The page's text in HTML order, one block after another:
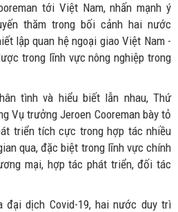
tới Việt Nam, nhấn mạnh ý
thăm trong bối cảnh hai nước
lập quan hệ ngoại giao Việt Nam -
trong lĩnh vực nông nghiệp trong
tình và hiểu biết lẫn nhau, Thứ
Vụ trưởng Jeroen Cooreman bày tỏ
triển tích cực trong hợp tác nhiều
qua, đặc biệt trong lĩnh vực chính
mại, hợp tác phát triển, đối tác
dịch Covid-19, hai nước duy trì